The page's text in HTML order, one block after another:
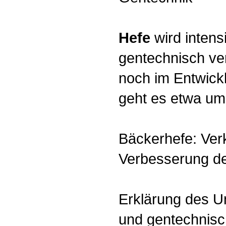
Hefe wird
gentechnisch
noch im
geht es etwa
Bäckerhefe:
Verbesserung
Erklärung des
und